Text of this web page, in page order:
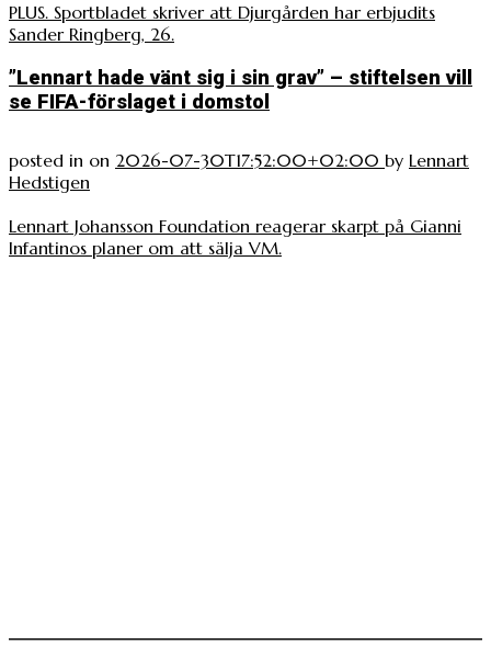
PLUS. Sportbladet skriver att Djurgården har erbjudits
Sander Ringberg, 26.
”Lennart hade vänt sig i sin grav” – stiftelsen vill
se FIFA-förslaget i domstol
posted in on 2026-07-30T17:52:00+02:00 by Lennart
Hedstigen
Lennart Johansson Foundation reagerar skarpt på Gianni
Infantinos planer om att sälja VM.